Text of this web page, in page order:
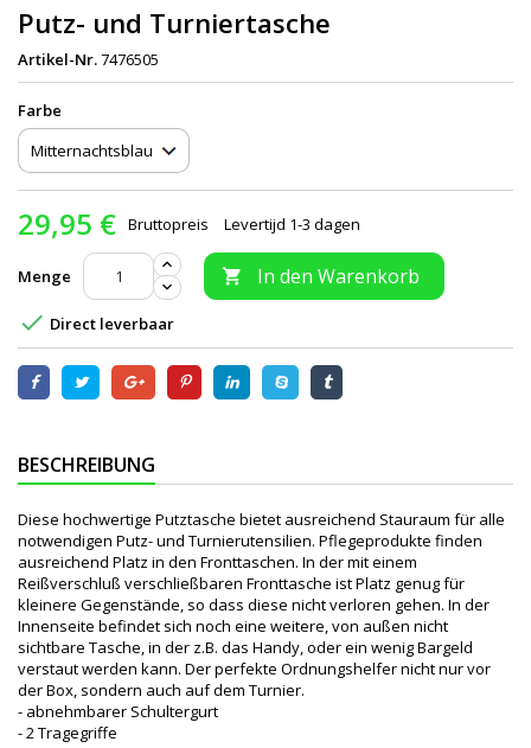
Putz- und Turniertasche
Artikel-Nr.7476505
Farbe
29,95 € Bruttopreis Levertijd 1-3 dagen
Menge  In den Warenkorb
 Direct leverbaar
BESCHREIBUNG
Diese hochwertige Putztasche bietet ausreichend Stauraum für alle
notwendigen Putz- und Turnierutensilien. Pflegeprodukte finden
ausreichend Platz in den Fronttaschen. In der mit einem
Reißverschluß verschließbaren Fronttasche ist Platz genug für
kleinere Gegenstände, so dass diese nicht verloren gehen. In der
Innenseite befindet sich noch eine weitere, von außen nicht
sichtbare Tasche, in der z.B. das Handy, oder ein wenig Bargeld
verstaut werden kann. Der perfekte Ordnungshelfer nicht nur vor
der Box, sondern auch auf dem Turnier.
- abnehmbarer Schultergurt
- 2 Tragegriffe